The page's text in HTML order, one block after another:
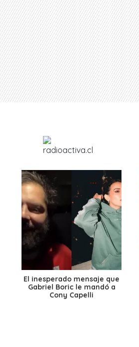
El inesperado mensaje que
Gabriel Boric le mandó a
Cony Capelli